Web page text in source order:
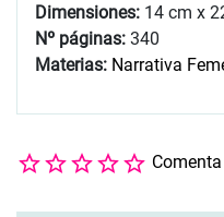
Dimensiones: 14 cm x
Nº páginas: 340
Materias: Narrativa